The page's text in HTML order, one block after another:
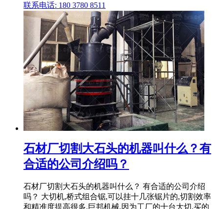
联系电话: 180 3780 8511
石材厂切割大石头的机器叫什么？有
合适的公司介绍吗？
石材厂切割大石头的机器叫什么？ 有合适的公司介绍
吗？ 大切机,桥式组合锯,可以挂十几张锯片的,切割效率
和精准度提高很多,巨邦机械,因为工厂的十台大切,买的